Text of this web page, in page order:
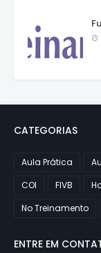
CATEGORIAS
Aula Prática
COI
FIVB
No Treinamento
ENTRE EM